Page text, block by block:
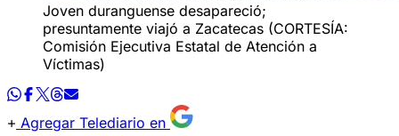
Joven duranguense desapareció;
presuntamente viajó a Zacatecas (CORTESÍA:
Comisión Ejecutiva Estatal de Atención a
Víctimas)
Agregar Telediario en